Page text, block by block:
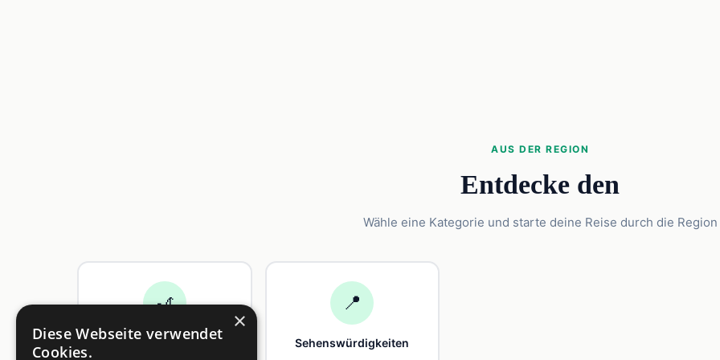
AUS DER REGION
Entdecke den
Wähle eine Kategorie und starte deine Reise durch die Region
🎢
Freizeit
📍
Sehenswürdigkeiten
×
Diese Webseite verwendet
Cookies.